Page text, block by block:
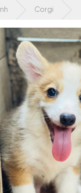
Corgi